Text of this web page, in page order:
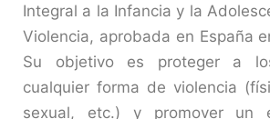
Integral a la Infancia y la
Violencia, aprobada en España
Su objetivo es proteger a
cualquier forma de violencia
sexual, etc.) y promover un